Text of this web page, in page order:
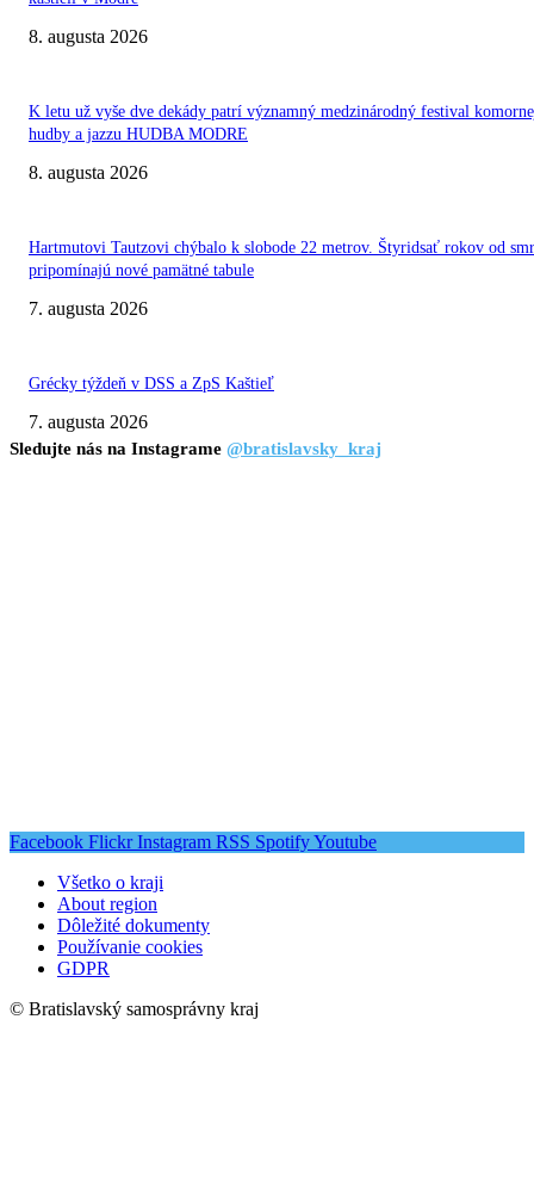
8. augusta 2026
K letu už vyše dve dekády patrí významný medzinárodný festival
hudby a jazzu HUDBA MODRE
8. augusta 2026
Hartmutovi Tautzovi chýbalo k slobode 22 metrov. Štyridsať rokov od
pripomínajú nové pamätné tabule
7. augusta 2026
Grécky týždeň v DSS a ZpS Kaštieľ
7. augusta 2026
Sledujte nás na Instagrame @bratislavsky_kraj
Facebook Flickr Instagram RSS SpotifyYoutube
Všetko o kraji
About region
Dôležité dokumenty
Používanie cookies
GDPR
© Bratislavský samosprávny kraj